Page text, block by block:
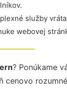
služby
webovej
? Ponúkame
cenovo